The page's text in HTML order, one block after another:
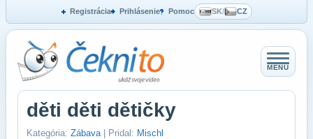
Registrácia Prihlásenie Pomoc SK/ CZ
MENU
děti děti dětičky
Kategória: Zábava | Pridal: Mischl